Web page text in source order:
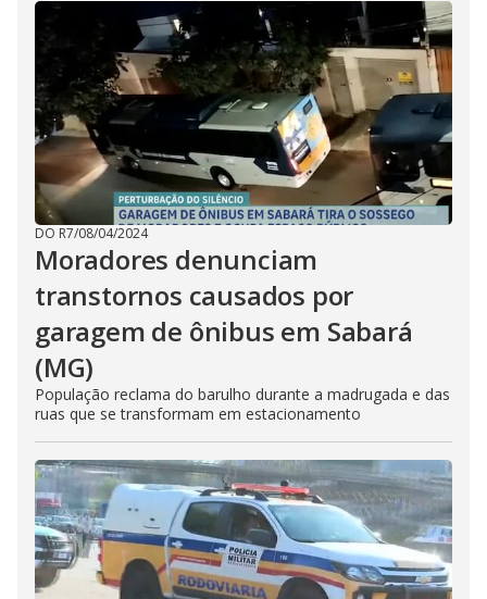
DO R7/08/04/2024
Moradores denunciam
transtornos causados por
garagem de ônibus em Sabará
(MG)
População reclama do barulho durante a madrugada e das
ruas que se transformam em estacionamento